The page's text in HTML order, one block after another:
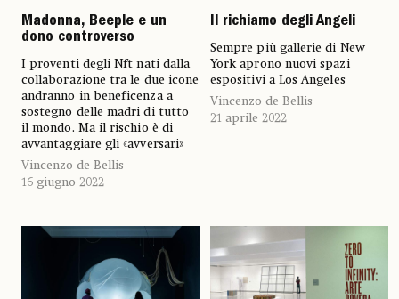
Madonna, Beeple e un
dono controverso
I proventi degli Nft nati dalla
collaborazione tra le due icone
andranno in beneficenza a
sostegno delle madri di tutto
il mondo. Ma il rischio è di
avvantaggiare gli «avversari»
Vincenzo de Bellis
16 giugno 2022
Il richiamo degli Angeli
Sempre più gallerie di New
York aprono nuovi spazi
espositivi a Los Angeles
Vincenzo de Bellis
21 aprile 2022